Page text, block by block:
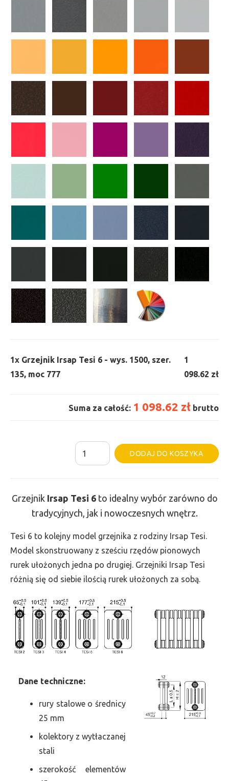
1x Grzejnik Irsap Tesi 6 - wys. 1500, szer.
135, moc 777
1
098.62 zł
Suma za całość: 1 098.62 zł brutto
ilość
Grzejnik
wys.
1500,
szer.
135,
777
DODAJ DO KOSZYKA
Grzejnik Irsap Tesi 6to idealny wybór zarówno do
tradycyjnych, jak i nowoczesnych wnętrz.
Tesi 6 to kolejny model grzejnika z rodziny Irsap Tesi.
Model skonstruowany z sześciu rzędów pionowych
rurek ułożonych jedna po drugiej. Grzejniki Irsap Tesi
różnią się od siebie ilością rurek ułożonych za sobą.
Dane techniczne:
rury stalowe o średnicy
25 mm
kolektory z wytłaczanej
stali
szerokość elementów